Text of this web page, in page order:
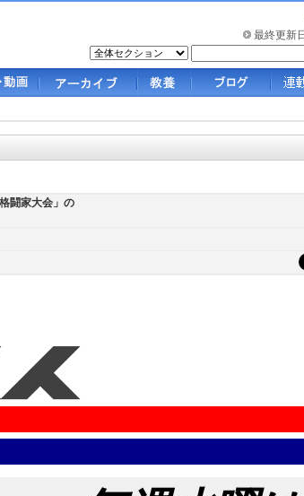
最終更新
闘家大会」の